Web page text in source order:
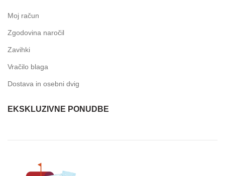
Moj račun
Zgodovina naročil
Zavihki
Vračilo blaga
Dostava in osebni dvig
EKSKLUZIVNE PONUDBE